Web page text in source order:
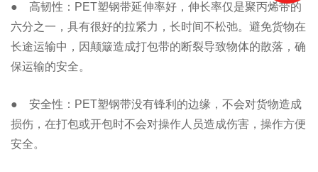
● 高韧性：PET塑钢带延伸率好，伸长率仅是聚丙烯带的
六分之一，具有很好的拉紧力，长时间不松弛。避免货物在
长途运输中，因颠簸造成打包带的断裂导致物体的散落，确
保运输的安全。
● 安全性：PET塑钢带没有锋利的边缘，不会对货物造成
损伤，在打包或开包时不会对操作人员造成伤害，操作方便
安全。